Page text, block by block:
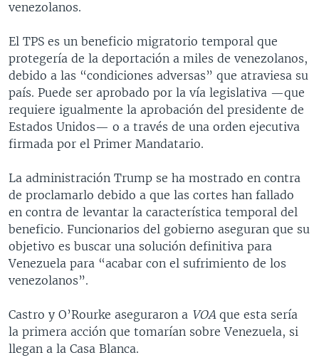
venezolanos.
El TPS es un beneficio migratorio temporal que
protegería de la deportación a miles de venezolanos,
debido a las “condiciones adversas” que atraviesa su
país. Puede ser aprobado por la vía legislativa —que
requiere igualmente la aprobación del presidente de
Estados Unidos— o a través de una orden ejecutiva
firmada por el Primer Mandatario.
La administración Trump se ha mostrado en contra
de proclamarlo debido a que las cortes han fallado
en contra de levantar la característica temporal del
beneficio. Funcionarios del gobierno aseguran que su
objetivo es buscar una solución definitiva para
Venezuela para “acabar con el sufrimiento de los
venezolanos”.
Castro y O’Rourke aseguraron a VOA que esta sería
la primera acción que tomarían sobre Venezuela, si
llegan a la Casa Blanca.